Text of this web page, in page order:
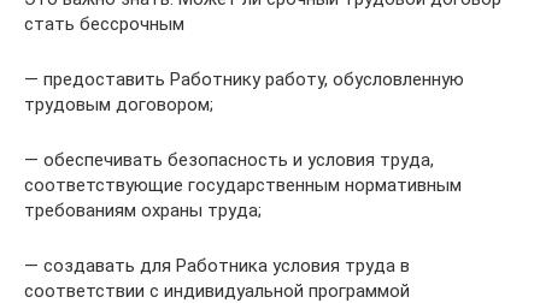
стать бессрочным
— предоставить Работнику работу, обусловленную
трудовым договором;
— обеспечивать безопасность и условия труда,
соответствующие государственным нормативным
требованиям охраны труда;
— создавать для Работника условия труда в
соответствии с индивидуальной программой